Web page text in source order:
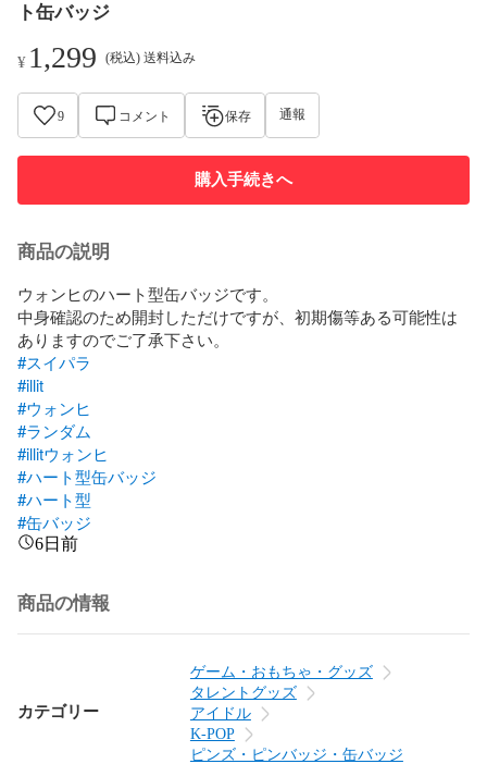
ト缶バッジ
¥ 1,299 (税込) 送料込み
9 コメント 保存 通報
購入手続きへ
商品の説明
ウォンヒのハート型缶バッジです。
中身確認のため開封しただけですが、初期傷等ある可能性は
#スイパラ
#illit
#ウォンヒ
#ランダム
#illitウォンヒ
#ハート型缶バッジ
#ハート型
#缶バッジ
6日前
商品の情報
カテゴリー
ゲーム・おもちゃ・グッズ
タレントグッズ
アイドル
K-POP
ピンズ・ピンバッジ・缶バッジ